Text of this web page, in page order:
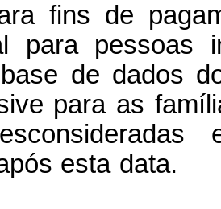
fins de
para pessoas
de dados
para as
após esta